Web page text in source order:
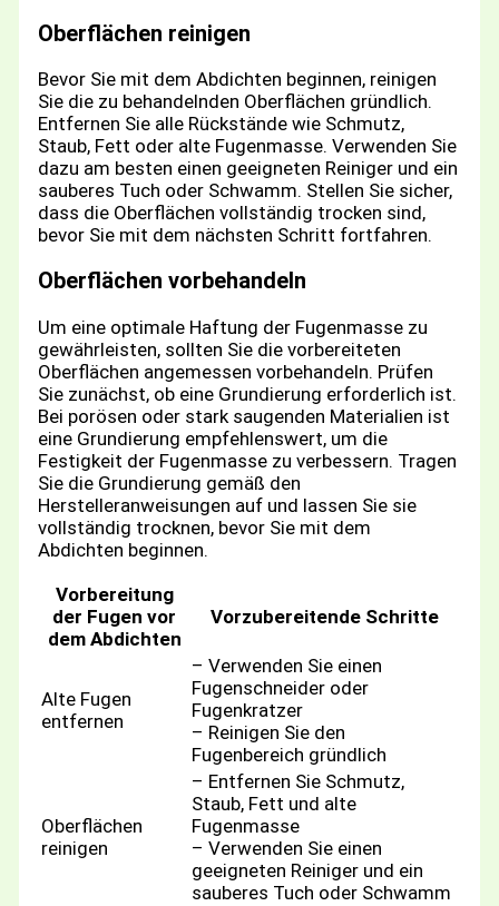
Oberflächen reinigen
Bevor Sie mit dem Abdichten beginnen, reinigen
Sie die zu behandelnden Oberflächen gründlich.
Entfernen Sie alle Rückstände wie Schmutz,
Staub, Fett oder alte Fugenmasse. Verwenden Sie
dazu am besten einen geeigneten Reiniger und ein
sauberes Tuch oder Schwamm. Stellen Sie sicher,
dass die Oberflächen vollständig trocken sind,
bevor Sie mit dem nächsten Schritt fortfahren.
Oberflächen vorbehandeln
Um eine optimale Haftung der Fugenmasse zu
gewährleisten, sollten Sie die vorbereiteten
Oberflächen angemessen vorbehandeln. Prüfen
Sie zunächst, ob eine Grundierung erforderlich ist.
Bei porösen oder stark saugenden Materialien ist
eine Grundierung empfehlenswert, um die
Festigkeit der Fugenmasse zu verbessern. Tragen
Sie die Grundierung gemäß den
Herstelleranweisungen auf und lassen Sie sie
vollständig trocknen, bevor Sie mit dem
Abdichten beginnen.
Vorbereitung
der Fugen vor
dem Abdichten
Vorzubereitende Schritte
Alte Fugen
entfernen
– Verwenden Sie einen
Fugenschneider oder
Fugenkratzer
– Reinigen Sie den
Fugenbereich gründlich
Oberflächen
reinigen
– Entfernen Sie Schmutz,
Staub, Fett und alte
Fugenmasse
– Verwenden Sie einen
geeigneten Reiniger und ein
sauberes Tuch oder Schwamm